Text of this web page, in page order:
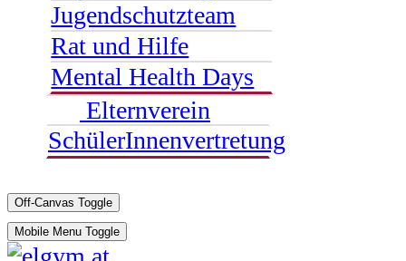
Jugendschutzteam
Rat und Hilfe
Mental Health Days
Elternverein
SchülerInnenvertretung
Off-Canvas Toggle
Mobile Menu Toggle